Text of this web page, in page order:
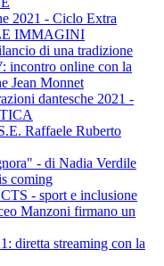
2021 - Ciclo Extra
IMMAGINI
di una tradizione
incontro online con la
Jean Monnet
dantesche 2021 -
Raffaele Ruberto
- di Nadia Verdile
coming
- sport e inclusione
Manzoni firmano un
diretta streaming con la